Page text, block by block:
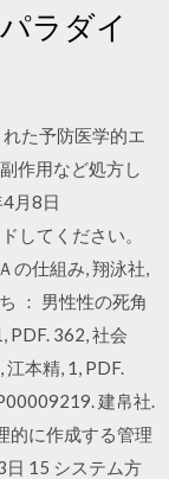
ラダイ
た予防医学的エ
作用など処方し
月8日
してください。
の仕組み, 翔泳社,
： 男性性の死角
PDF. 362, 社会
本精, 1, PDF.
建帛社.
的に作成する管理
15 システム方